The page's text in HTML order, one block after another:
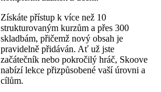
Získáte přístup k více než 10
strukturovaným kurzům a přes 300
skladbám, přičemž nový obsah je
pravidelně přidáván. Ať už jste
začátečník nebo pokročilý hráč, Skoove
nabízí lekce přizpůsobené vaší úrovni a
cílům.